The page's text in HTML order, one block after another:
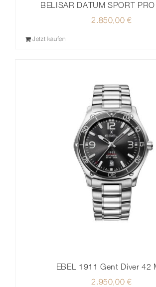
BELISAR DATUM SPORT
2.850,00€
Jetzt kaufen
EBEL 1911 Gent Diver 42
2.950,00€